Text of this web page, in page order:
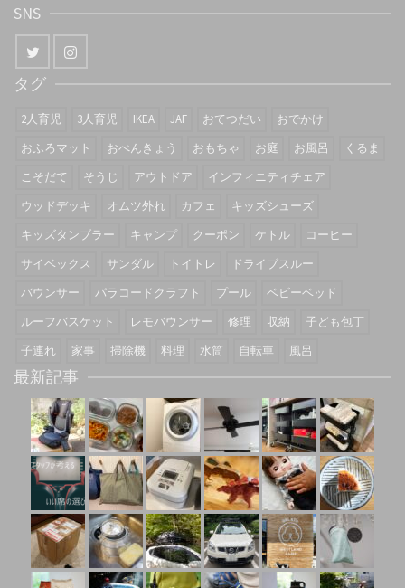
SNS
タグ
2人育児 3人育児 IKEA JAF おてつだい
おでかけ
おふろマット
おべんきょう おもちゃ お庭 お風呂
くるま
こそだて
そうじ アウトドア
インフィニティチェア
ウッドデッキ
オムツ外れ カフェ
キッズシューズ
キッズタンブラー
キャンプ クーポン ケトル
コーヒー
サイベックス
サンダル トイトレ
ドライブスルー
バウンサー
パラコードクラフト プール
ベビーベッド
ルーフバスケット
レモバウンサー 修理 収納
子ども包丁
子連れ
家事 掃除機 料理 水筒 自転車 風呂
最新記事